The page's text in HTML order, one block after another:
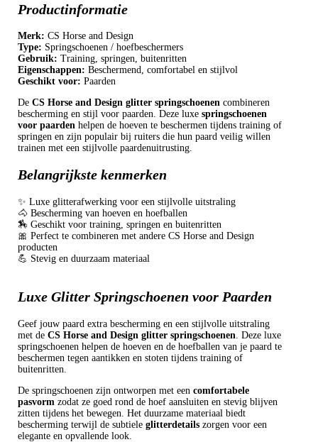
Productinformatie
Merk: CS Horse and Design
Type: Springschoenen / hoefbeschermers
Gebruik: Training, springen, buitenritten
Eigenschappen: Beschermend, comfortabel en stijlvol
Geschikt voor: Paarden
De CS Horse and Design glitter springschoenen combineren
bescherming en stijl voor paarden. Deze luxe springschoenen
voor paarden helpen de hoeven te beschermen tijdens training of
springen en zijn populair bij ruiters die hun paard veilig willen
trainen met een stijlvolle paardenuitrusting.
Belangrijkste kenmerken
✨ Luxe glitterafwerking voor een stijlvolle uitstraling
🐴 Bescherming van hoeven en hoefballen
🏇 Geschikt voor training, springen en buitenritten
🎀 Perfect te combineren met andere CS Horse and Design
producten
💪 Stevig en duurzaam materiaal
Luxe Glitter Springschoenen voor Paarden
Geef jouw paard extra bescherming en een stijlvolle uitstraling
met de CS Horse and Design glitter springschoenen . Deze luxe
springschoenen helpen de hoeven en de hoefballen van je paard te
beschermen tegen aantikken en stoten tijdens training of
buitenritten.
De springschoenen zijn ontworpen met een comfortabele
pasvorm zodat ze goed rond de hoef aansluiten en stevig blijven
zitten tijdens het bewegen. Het duurzame materiaal biedt
bescherming terwijl de subtiele glitterdetails zorgen voor een
elegante en opvallende look.